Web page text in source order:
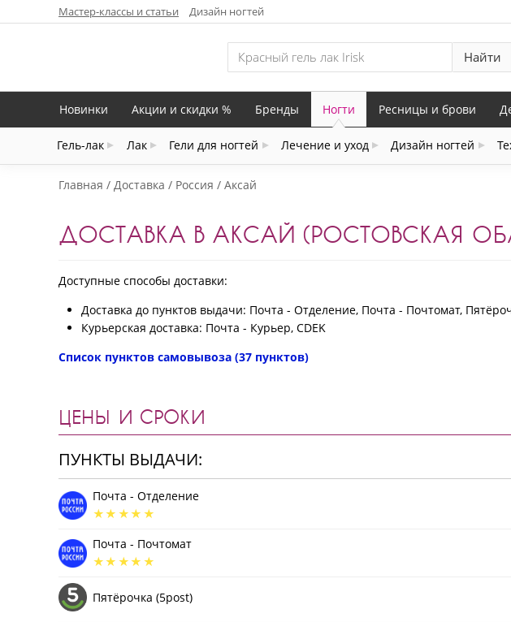
Мастер-классы и статьи Дизайн ногтей
Найти
Новинки Акции и скидки % Бренды Ногти
Гель-лак Лак Гели для ногтей Лечение и уход Дизайн ногтей
Ресницы и брови
Главная Доставка Россия Аксай
ДОСТАВКА В АКСАЙ (РОСТОВСКАЯ
Доступные способы доставки:
Доставка до пунктов выдачи: Почта - Отделение, Почта - Почтомат,
Курьерская доставка: Почта - Курьер, CDEK
Список пунктов самовывоза (37 пунктов)
ЦЕНЫ И СРОКИ
ПУНКТЫ ВЫДАЧИ:
Почта - Отделение
Почта - Почтомат
Пятёрочка (5post)